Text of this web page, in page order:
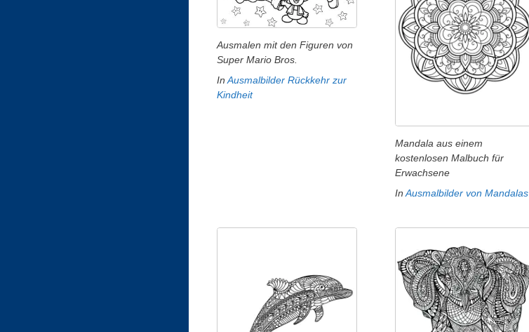
Ausmalen mit den Figuren von
Super Mario Bros.
In Ausmalbilder Rückkehr zur
Kindheit
Mandala aus einem
kostenlosen Malbuch für
Erwachsene
In Ausmalbilder von Mandalas